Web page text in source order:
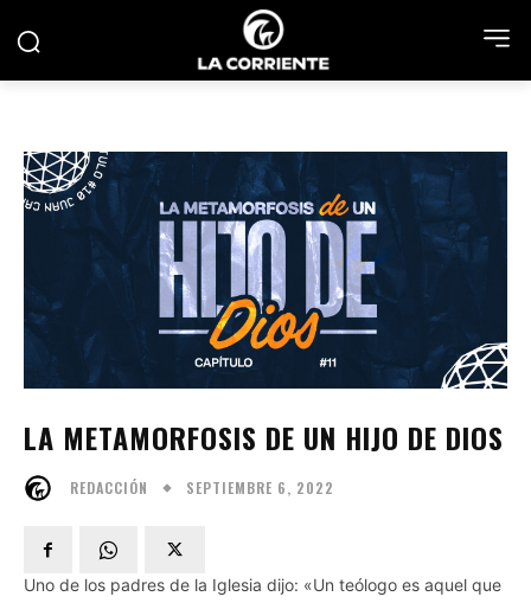
LA METAMORFOSIS DE UN HIJO DE DIOS
REDACCIÓN SEPTIEMBRE 6, 2022
Uno de los padres de la Iglesia dijo: «Un teólogo es aquel que